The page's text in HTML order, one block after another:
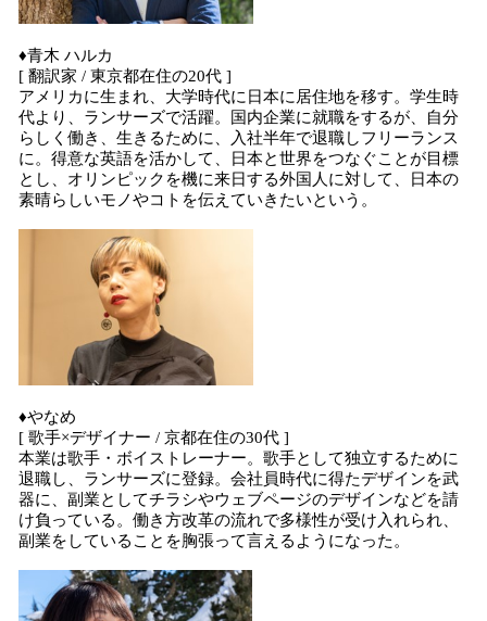
♦青木 ハルカ
[ 翻訳家 / 東京都在住の20代 ]
アメリカに生まれ、大学時代に日本に居住地を移す。学生時
代より、ランサーズで活躍。国内企業に就職をするが、自分
らしく働き、生きるために、入社半年で退職しフリーランス
に。得意な英語を活かして、日本と世界をつなぐことが目標
とし、オリンピックを機に来日する外国人に対して、日本の
素晴らしいモノやコトを伝えていきたいという。
♦やなめ
[ 歌手×デザイナー / 京都在住の30代 ]
本業は歌手・ボイストレーナー。歌手として独立するために
退職し、ランサーズに登録。会社員時代に得たデザインを武
器に、副業としてチラシやウェブページのデザインなどを請
け負っている。働き方改革の流れで多様性が受け入れられ、
副業をしていることを胸張って言えるようになった。